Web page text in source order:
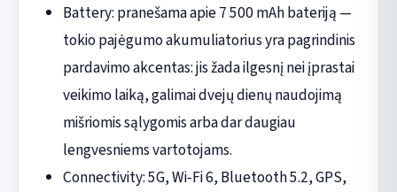
Battery: pranešama apie 7 500 mAh bateriją —
tokio pajėgumo akumuliatorius yra pagrindinis
pardavimo akcentas: jis žada ilgesnį nei įprastai
veikimo laiką, galimai dvejų dienų naudojimą
mišriomis sąlygomis arba dar daugiau
lengvesniems vartotojams.
Connectivity: 5G, Wi‑Fi 6, Bluetooth 5.2, GPS,